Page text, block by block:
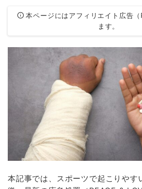
本ページにはアフィリエイト広告
ます。
本記事では、スポーツで起こりやす